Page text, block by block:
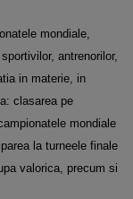
mondiale,
antrenorilor,
in materie, in
clasarea pe
mondiale
la turneele finale
valorica, precum si